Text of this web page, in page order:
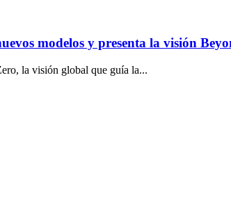
modelos y presenta la visión
la visión global que guía la...